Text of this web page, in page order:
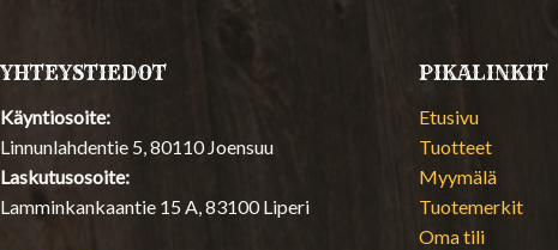
YHTEYSTIEDOT
Käyntiosoite:
Linnunlahdentie 5, 80110 Joensuu
Laskutusosoite:
Lamminkankaantie 15 A, 83100 Liperi
PIKALINKIT
Etusivu
Tuotteet
Myymälä
Tuotemerkit
Oma tili